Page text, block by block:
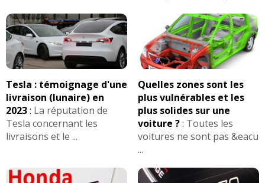
Tesla : témoignage d'une
livraison (lunaire) en
2023: La réputation de
Tesla concernant les
livraisons et le ...
Quelles zones sont les
plus vulnérables et les
plus solides sur une
voiture ?: Toutes les
voitures ne sont pas &eacu
...